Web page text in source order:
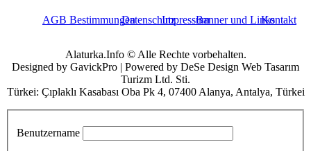
AGB BestimmungenDatenschutzImpressumBanner und LinksKontakt
Alaturka.Info © Alle Rechte vorbehalten.
Designed by GavickPro | Powered by DeSe Design Web Tasarım
Turizm Ltd. Sti.
Türkei: Çıplaklı Kasabası Oba Pk 4, 07400 Alanya, Antalya, Türkei
Benutzername